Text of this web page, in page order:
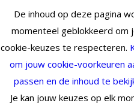
De inhoud op deze pagina
momenteel geblokkeerd om
cookie-keuzes te respecteren.
om jouw cookie-voorkeuren
passen en de inhoud te
Je kan jouw keuzes op elk